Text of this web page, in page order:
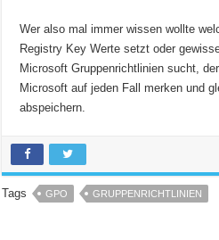
Wer also mal immer wissen wollte
Registry Key Werte setzt oder
Microsoft Gruppenrichtlinien sucht,
Microsoft auf jeden Fall merken und
abspeichern.
Tags GPO GRUPPENRICHTLINIEN